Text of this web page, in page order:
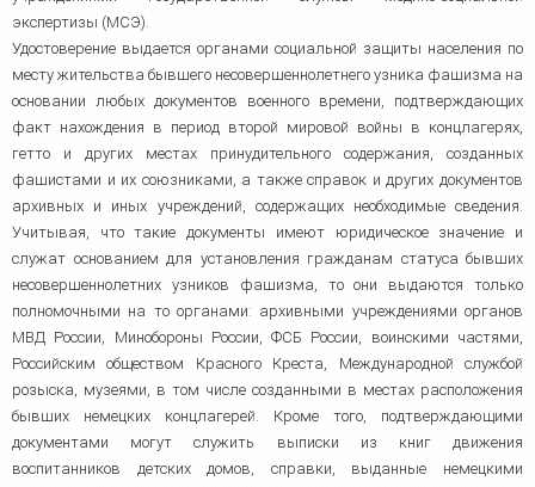
экспертизы (МСЭ).
Удостоверение выдается органами социальной защиты населения по
месту жительства бывшего несовершеннолетнего узника фашизма на
основании любых документов военного времени, подтверждающих
факт нахождения в период второй мировой войны в концлагерях,
гетто и других местах принудительного содержания, созданных
фашистами и их союзниками, а также справок и других документов
архивных и иных учреждений, содержащих необходимые сведения.
Учитывая, что такие документы имеют юридическое значение и
служат основанием для установления гражданам статуса бывших
несовершеннолетних узников фашизма, то они выдаются только
полномочными на то органами: архивными учреждениями органов
МВД России, Минобороны России, ФСБ России, воинскими частями,
Российским обществом Красного Креста, Международной службой
розыска, музеями, в том числе созданными в местах расположения
бывших немецких концлагерей. Кроме того, подтверждающими
документами могут служить выписки из книг движения
воспитанников детских домов, справки, выданные немецкими